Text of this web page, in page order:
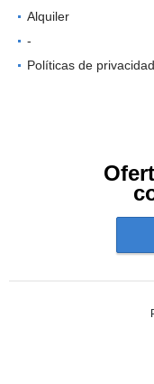
Alquiler
-
Políticas de privacidad